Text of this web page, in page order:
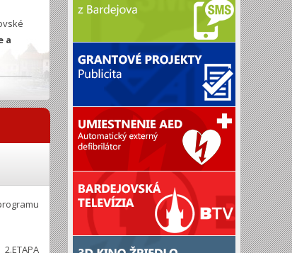
a
2.ETAPA